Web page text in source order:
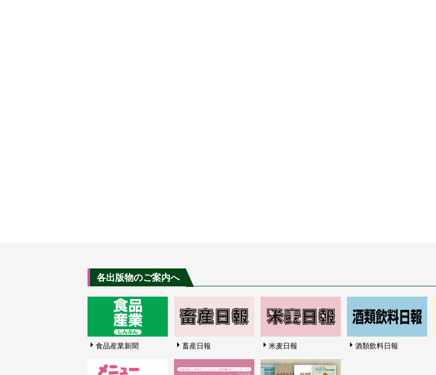
各出版物のご案内へ
食品産業新聞 畜産日報 米麦日報 酒類飲料日報